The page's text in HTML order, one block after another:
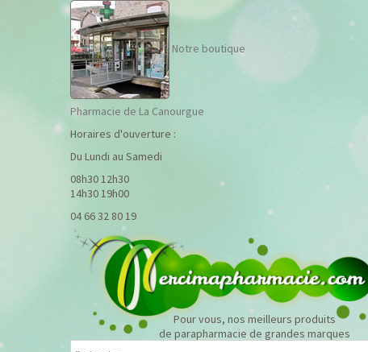
Notre boutique
Pharmacie de La Canourgue
Horaires d'ouverture :
Du Lundi au Samedi
08h30 12h30
14h30 19h00
04 66 32 80 19
Pour vous, nos meilleurs produits
de parapharmacie de grandes marques